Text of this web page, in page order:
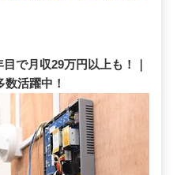
で月収29万円以上も！｜
活躍中！